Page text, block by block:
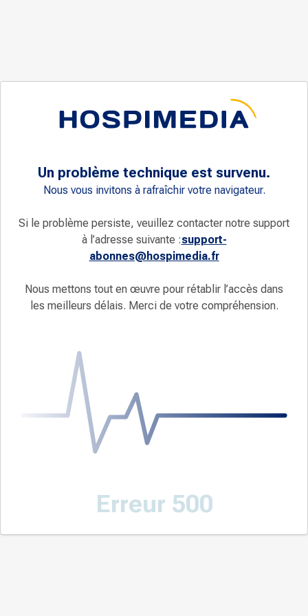
Un problème technique est survenu.
Nous vous invitons à rafraîchir votre navigateur.
Si le problème persiste, veuillez contacter notre support
à l’adresse suivante :support-
abonnes@hospimedia.fr
Nous mettons tout en œuvre pour rétablir l’accès dans
les meilleurs délais. Merci de votre compréhension.
Erreur 500